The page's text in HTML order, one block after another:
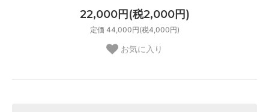
22,000円(税2,000円)
定価 44,000円(税4,000円)
お気に入り